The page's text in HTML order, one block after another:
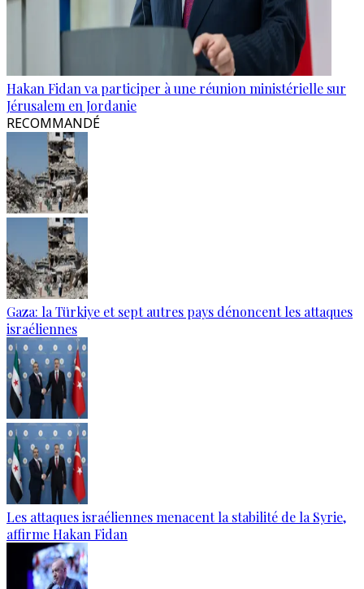
Hakan Fidan va participer à une réunion ministérielle sur
Jérusalem en Jordanie
RECOMMANDÉ
Gaza: la Türkiye et sept autres pays dénoncent les attaques
israéliennes
Les attaques israéliennes menacent la stabilité de la Syrie,
affirme Hakan Fidan